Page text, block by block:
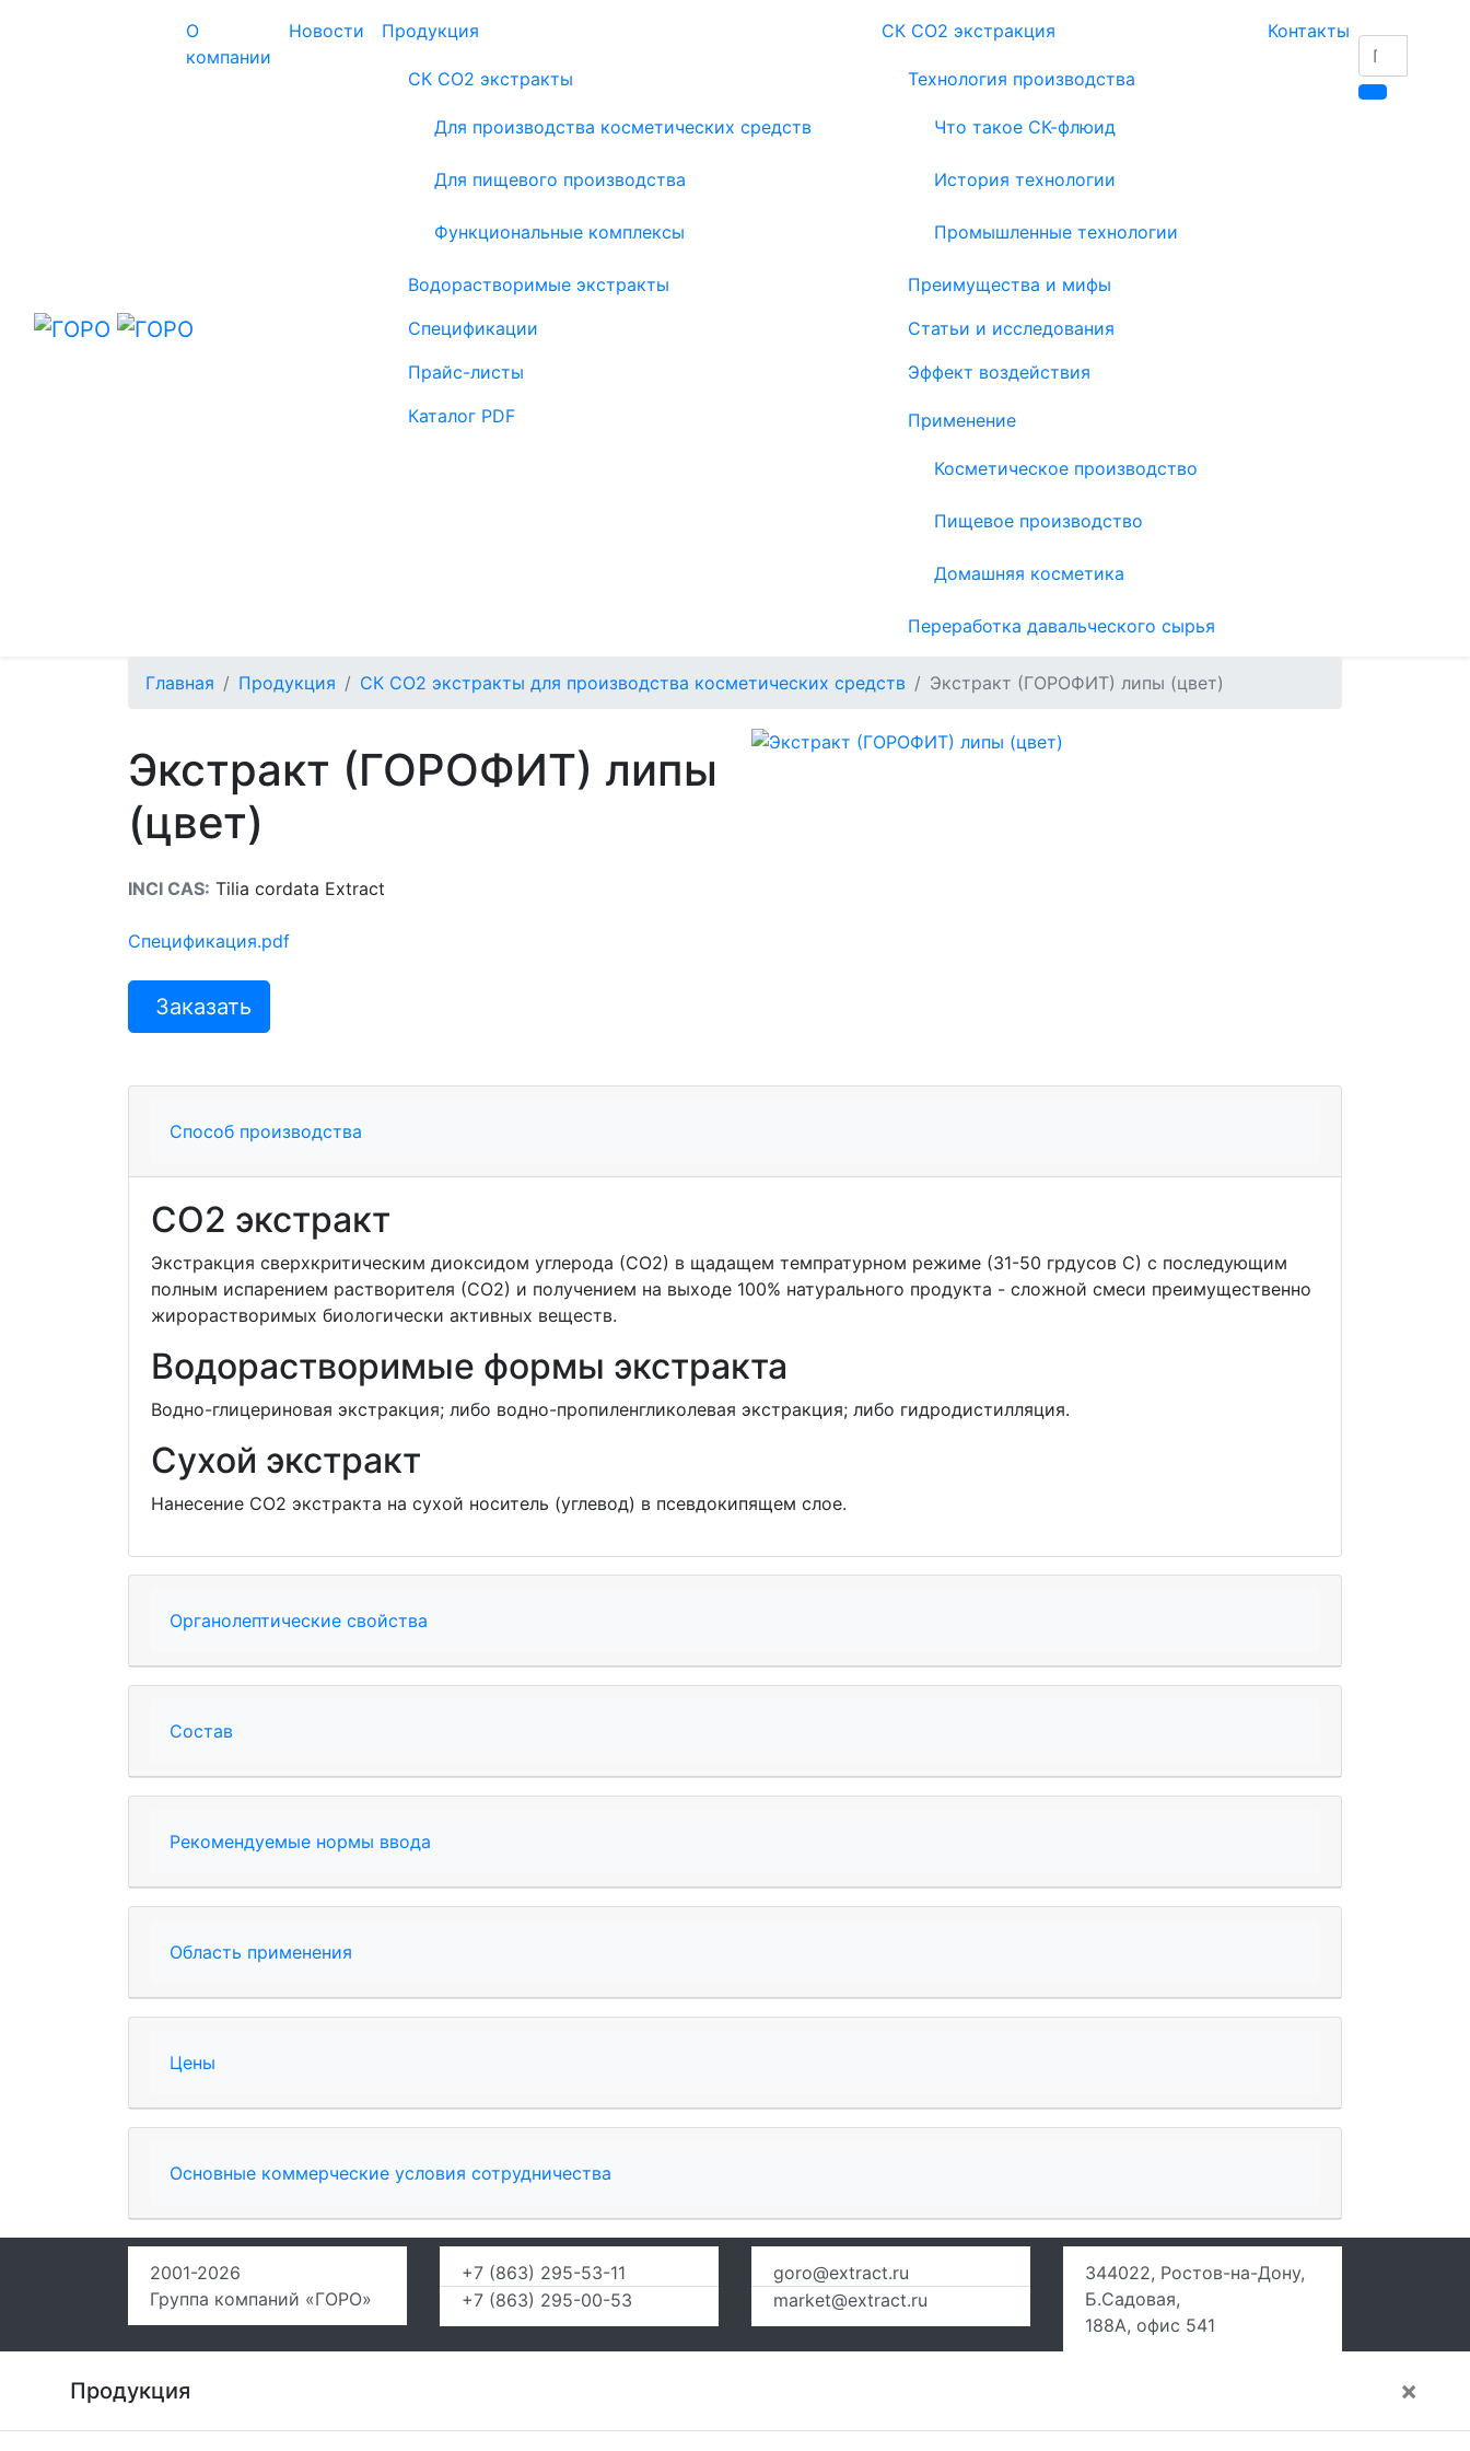
О
компании
Новости Продукция
СК СО2 экстракты
Для производства косметических средств
Для пищевого производства
Функциональные комплексы
Водорастворимые экстракты
Спецификации
Прайс-листы
Каталог PDF
СК СО2 экстракция
Технология производства
Что такое СК-флюид
История технологии
Промышленные технологии
Преимущества и мифы
Статьи и исследования
Эффект воздействия
Применение
Косметическое производство
Пищевое производство
Домашняя косметика
Переработка давальческого сырья
Контакты
Главная Продукция СК СО2 экстракты для производства косметических средств Экстракт (ГОРОФИТ) липы (цвет)
Экстракт (ГОРОФИТ) липы
(цвет)
INCI CAS: Tilia cordata Extract
Спецификация.pdf
Заказать
Способ производства
СО2 экстракт
Экстракция сверхкритическим диоксидом углерода (СО2) в щадащем темпратурном режиме (31-50 грдусов С) с последующим
полным испарением растворителя (СО2) и получением на выходе 100% натурального продукта - сложной смеси преимущественно
жирорастворимых биологически активных веществ.
Водорастворимые формы экстракта
Водно-глицериновая экстракция; либо водно-пропиленгликолевая экстракция; либо гидродистилляция.
Сухой экстракт
Нанесение СО2 экстракта на сухой носитель (углевод) в псевдокипящем слое.
Органолептические свойства
Состав
Рекомендуемые нормы ввода
Область применения
Цены
Основные коммерческие условия сотрудничества
2001-2026
Группа компаний «ГОРО»
+7 (863) 295-53-11
+7 (863) 295-00-53
goro@extract.ru
market@extract.ru
344022, Ростов-на-Дону,
Б.Садовая,
188А, офис 541
Продукция ×